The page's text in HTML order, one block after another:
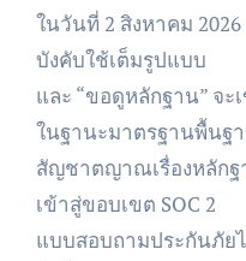
ในวันที่ 2 สิงหาคม
บังคับใช้เต็มรูปแบบ
และ “ขอดูหลักฐาน” จ
ในฐานะมาตรฐานพื้นฐ
สัญชาตญาณเรื่องหลัก
เข้าสู่ขอบเขต SOC 2
แบบสอบถามประกันภัย